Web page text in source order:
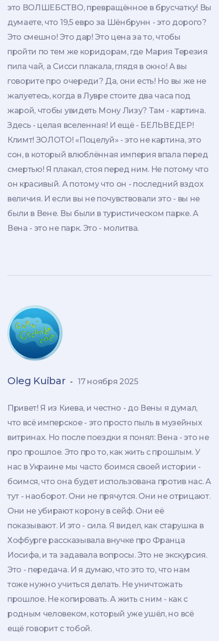
это ВОЛШЕБСТВО, превращённое в брусчатку! Вы
думаете, что 19,5 евро за Шёнбрунн - это дорого?
Это смешно! Это дар! Это цена за то, чтобы
пройти по тем же коридорам, где Мария Терезия
пила чай, а Сисси плакала, глядя в окно! А вы
говорите про очереди? Да, они есть! Но вы же не
жалуетесь, когда в Лувре стоите два часа под
жарой, чтобы увидеть Мону Лизу? Там - картина.
Здесь - целая вселенная! И ещё - БЕЛЬВЕДЕР!
Климт! ЗОЛОТО! «Поцелуй» - это не картина, это
сон, в который влюблённая империя впала перед
смертью! Я плакал, стоя перед ним. Не потому что
он красивый. А потому что он - последний вздох
величия. И если вы не почувствовали это - вы не
были в Вене. Вы были в туристическом парке. А
Вена - это не парк. Это - молитва.
Oleg Kuibar - 17 ноября 2025
Привет! Я из Киева, и честно - до Вены я думал,
что всё имперское - это просто пыль в музейных
витринах. Но после поездки я понял: Вена - это не
про прошлое. Это про то, как жить с прошлым. У
нас в Украине мы часто боимся своей истории -
боимся, что она будет использована против нас. А
тут - наоборот. Они не прячутся. Они не отрицают.
Они не убирают корону в сейф. Они её
показывают. И это - сила. Я видел, как старушка в
Хофбурге рассказывала внучке про Франца
Иосифа, и та задавала вопросы. Это не экскурсия.
Это - передача. И я думаю, что это то, что нам
тоже нужно учиться делать. Не уничтожать
прошлое. Не копировать. А жить с ним - как с
родным человеком, который уже ушёл, но всё
ещё говорит с тобой.